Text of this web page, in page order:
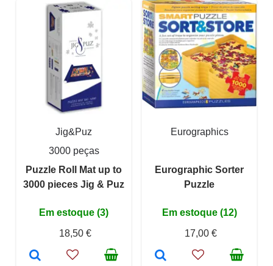
Jig&Puz
3000 peças
Puzzle Roll Mat up to
3000 pieces Jig & Puz
Em estoque (3)
18,50 €
Eurographics
Eurographic Sorter
Puzzle
Em estoque (12)
17,00 €